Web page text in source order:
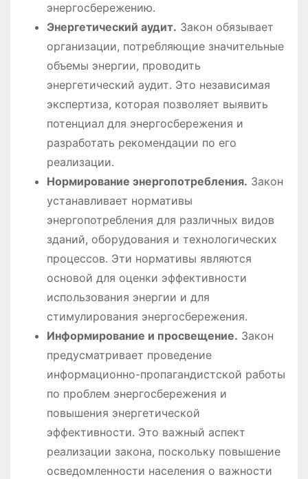
энергосбережению․
Энергетический аудит․ Закон обязывает
организации, потребляющие значительные
объемы энергии, проводить
энергетический аудит․ Это независимая
экспертиза, которая позволяет выявить
потенциал для энергосбережения и
разработать рекомендации по его
реализации․
Нормирование энергопотребления․ Закон
устанавливает нормативы
энергопотребления для различных видов
зданий, оборудования и технологических
процессов․ Эти нормативы являются
основой для оценки эффективности
использования энергии и для
стимулирования энергосбережения․
Информирование и просвещение․ Закон
предусматривает проведение
информационно-пропагандистской работы
по проблем энергосбережения и
повышения энергетической
эффективности․ Это важный аспект
реализации закона, поскольку повышение
осведомленности населения о важности